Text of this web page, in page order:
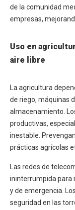
de la comunidad
empresas,
Uso en
aire libre
La agricultura
de riego, máquinas
almacenamiento.
productivas,
inestable.
prácticas agrícolas
Las redes de
ininterrumpida para
y de emergencia.
seguridad en las